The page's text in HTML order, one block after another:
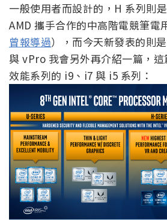
一般使用者而設計的，H 系列則
AMD 攜手合作的中高階電競筆電
曾報導過），而今天新發表的則
與 vPro 我會另外再介紹一篇，
效能系列的 i9、i7 與 i5 系列：